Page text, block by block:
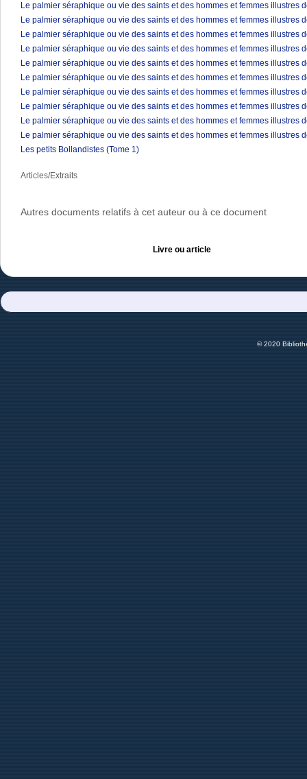
Le palmier séraphique ou vie des saints et des hommes et femmes illustres
Le palmier séraphique ou vie des saints et des hommes et femmes illustres
Le palmier séraphique ou vie des saints et des hommes et femmes illustres
Le palmier séraphique ou vie des saints et des hommes et femmes illustres
Le palmier séraphique ou vie des saints et des hommes et femmes illustres
Le palmier séraphique ou vie des saints et des hommes et femmes illustres
Le palmier séraphique ou vie des saints et des hommes et femmes illustres
Le palmier séraphique ou vie des saints et des hommes et femmes illustres
Le palmier séraphique ou vie des saints et des hommes et femmes illustres
Le palmier séraphique ou vie des saints et des hommes et femmes illustres
Les petits Bollandistes (Tome 1)
Articles/Extraits
Autres documents relatifs à cet auteur ou à ce document
Livre ou article
© 2020